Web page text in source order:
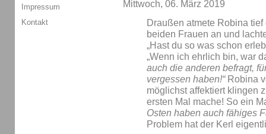
Mittwoch, 06. März 2019
Draußen atmete Robina
beiden Frauen an und
„Hast du so was schon
„Wenn ich ehrlich bin, war
auch die anderen befragt,
vergessen haben!“Robina
möglichst affektiert klingen
ersten Mal mache! So ein
Osten haben auch fähiges
Problem hat der Kerl
Impressum
Kontakt